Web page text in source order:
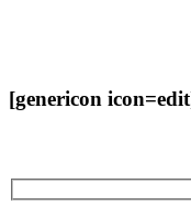
[genericon